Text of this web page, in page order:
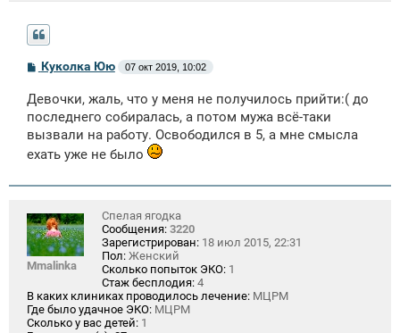
С
о
б
щ
н
и
Куколка Юю 07 окт 2019, 10:02
Девочки, жаль, что у меня не получилось прийти:( до
последнего собиралась, а потом мужа всё-таки
вызвали на работу. Освободился в 5, а мне смысла
ехать уже не было
Mmalinka
Спелая ягодка
Сообщения: 3220
Зарегистрирован: 18 июл 2015, 22:31
Пол: Женский
Сколько попыток ЭКО: 1
Стаж бесплодия: 4
В каких клиниках проводилось лечение: МЦРМ
Где было удачное ЭКО: МЦРМ
Сколько у вас детей: 1